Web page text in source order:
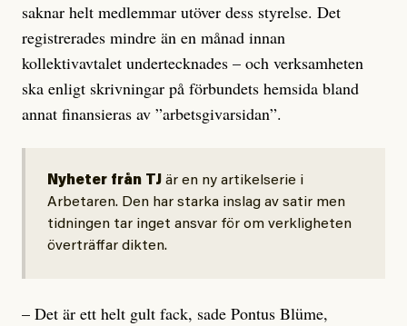
saknar helt medlemmar utöver dess styrelse. Det
registrerades mindre än en månad innan
kollektivavtalet undertecknades – och verksamheten
ska enligt skrivningar på förbundets hemsida bland
annat finansieras av ”arbetsgivarsidan”.
Nyheter från TJ är en ny artikelserie i
Arbetaren. Den har starka inslag av satir men
tidningen tar inget ansvar för om verkligheten
överträffar dikten.
– Det är ett helt gult fack, sade Pontus Blüme,